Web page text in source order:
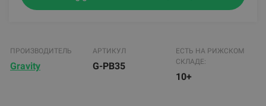
ПРОИЗВОДИТЕЛЬ
Gravity
АРТИКУЛ
G-PB35
ЕСТЬ НА РИЖСКОМ
СКЛАДЕ:
10+